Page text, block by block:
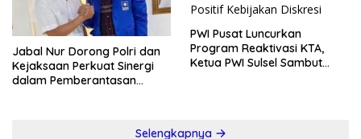
Jabal Nur Dorong Polri dan
Kejaksaan Perkuat Sinergi
dalam Pemberantasan
PWI Pusat Luncurkan
Program Reaktivasi KTA,
Ketua PWI Sulsel Sambut
Selengkapnya